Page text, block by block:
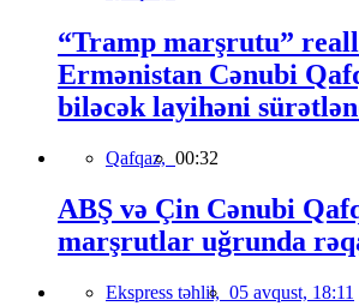
“Tramp marşrutu”
Ermənistan Cənubi
biləcək layihəni
Qafqaz, 00:32
ABŞ və Çin Cənubi
marşrutlar uğrunda
Ekspress təhlil, 05 avqust, 18:11